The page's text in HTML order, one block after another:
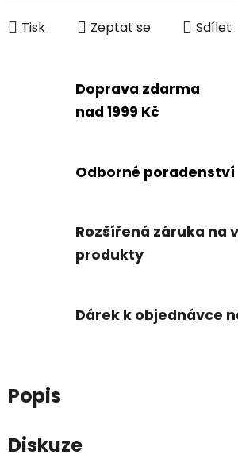
Tisk Zeptat se Sdílet
Doprava zdarma
nad 1999 Kč
Odborné poradenství
Rozšířená záruka na
produkty
Dárek k objednávce
Popis
Diskuze